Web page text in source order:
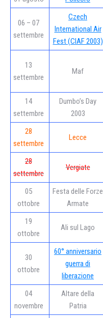
06 – 07
settembre
Czech
International Air
Fest (CIAF 2003)
13
settembre
Maf
14
settembre
Dumbo’s Day
2003
28
settembre
Lecce
28
settembre
Vergiate
05
ottobre
Festa delle Forze
Armate
19
ottobre
Ali sul Lago
30
ottobre
60° anniversario
guerra di
liberazione
04
novembre
Altare della
Patria